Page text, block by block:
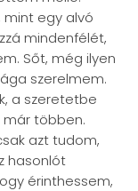
mint egy alvó
mindenfélét,
Sőt, még ilyen
szerelmem.
a szeretetbe
többen.
azt tudom,
hasonlót
érinthessem,